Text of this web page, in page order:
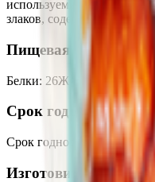
используемых в
злаков, содержащих
Пищевая ценность на
Белки: 26Жиры
Срок годности
Срок годности 35 суток
Изготовитель